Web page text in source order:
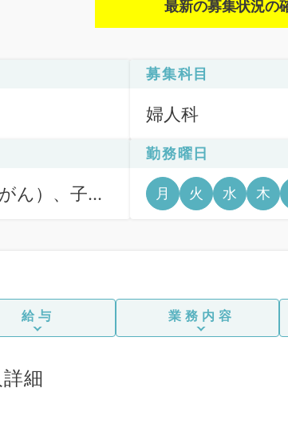
最新の募集状況の
募集科目
婦人科
ん）、子宮
勤務曜日
月 火 水 木
給与 業務内容
細